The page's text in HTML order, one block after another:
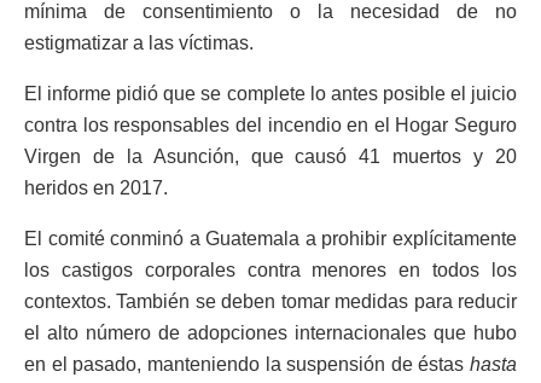
mínima de consentimiento o la necesidad de no
estigmatizar a las víctimas.
El informe pidió que se complete lo antes posible el juicio
contra los responsables del incendio en el Hogar Seguro
Virgen de la Asunción, que causó 41 muertos y 20
heridos en 2017.
El comité conminó a Guatemala a prohibir explícitamente
los castigos corporales contra menores en todos los
contextos. También se deben tomar medidas para reducir
el alto número de adopciones internacionales que hubo
en el pasado, manteniendo la suspensión de éstas hasta